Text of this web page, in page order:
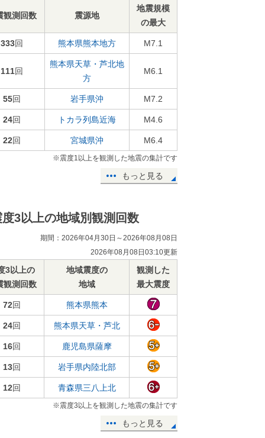
観測回数 震源地
地震規模
の最大
333回 熊本県熊本地方 M7.1
111回
熊本県天草・芦北地
方
M6.1
55回 岩手県沖 M7.2
24回 トカラ列島近海 M4.6
22回 宮城県沖 M6.4
※震度1以上を観測した地震の集計です
もっと見る
度3以上の地域別観測回数
期間：2026年04月30日～2026年08月08日
2026年08月08日03:10更新
3以上の
観測回数
地域震度の
地域
観測した
最大震度
72回 熊本県熊本
24回 熊本県天草・芦北
16回 鹿児島県薩摩
13回 岩手県内陸北部
12回 青森県三八上北
※震度3以上を観測した地震の集計です
もっと見る